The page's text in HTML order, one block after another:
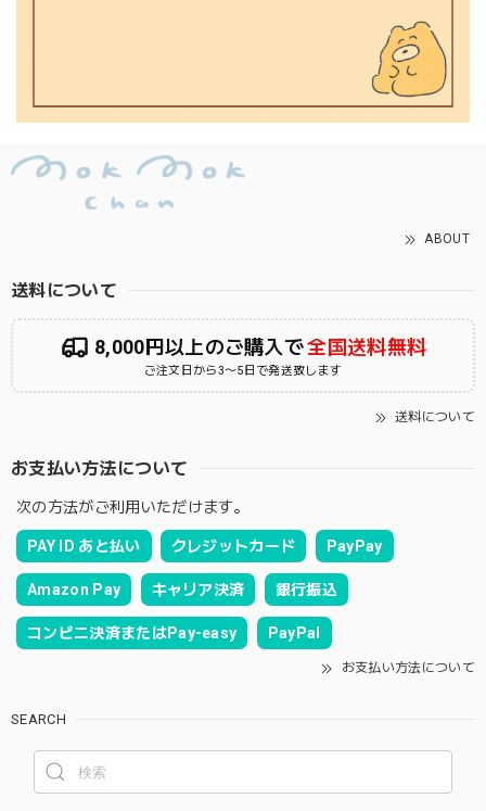
ABOUT
送料について
8,000円以上のご購入で全国送料無料
ご注文日から3〜5日で発送致します
送料について
お支払い方法について
次の方法がご利用いただけます。
PAY ID あと払い クレジットカード PayPay
Amazon Pay キャリア決済 銀行振込
コンビニ決済またはPay-easy PayPal
お支払い方法について
SEARCH